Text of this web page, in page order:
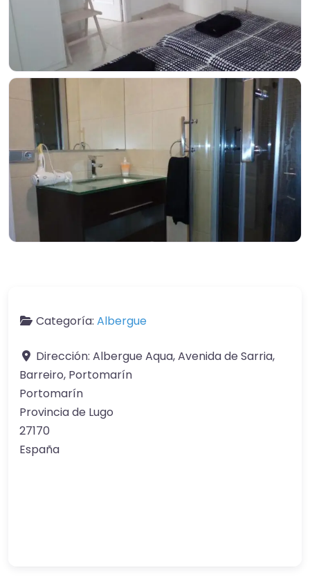
Categoría: Albergue
Dirección: Albergue Aqua, Avenida de Sarria,
Barreiro, Portomarín
Portomarín
Provincia de Lugo
27170
España